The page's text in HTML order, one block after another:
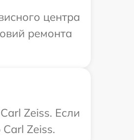
центра
ремонта
Zeiss. Если
Zeiss.